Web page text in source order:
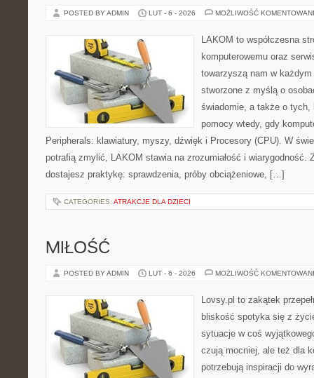
POSTED BY ADMIN LUT - 6 - 2026 MOŻLIWOŚĆ
LAKOM to współczesna
komputerowemu oraz
towarzyszą nam w
stworzone z myślą o
świadomie, a także o tych,
pomocy wtedy, gdy
Peripherals: klawiatury, myszy, dźwięk i Procesory (CPU). W
potrafią zmylić, LAKOM stawia na zrozumiałość i wiarygodność.
dostajesz praktykę: sprawdzenia, próby obciążeniowe, […]
CATEGORIES: ATRAKCJE DLA DZIECI
MIŁOŚĆ
POSTED BY ADMIN LUT - 6 - 2026 MOŻLIWOŚĆ
Lovsy.pl to zakątek
bliskość spotyka się z
sytuacje w coś
czują mocniej, ale też dla
potrzebują inspiracji do